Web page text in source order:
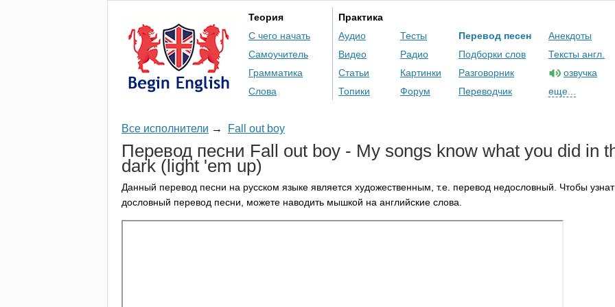
Теория
С чего начать
Самоучитель
Грамматика
Слова
Практика
Аудио
Видео
Статьи
Топики
Тесты
Радио
Картинки
Форум
Перевод песен
Подборки слов
Разговорник
Переводчик
Анекдоты
Тексты англ.
озвучка
еще...
Все исполнители → Fall out boy
Перевод песни Fall out boy - My songs know what you did in
dark ( light 'em up)
Данный перевод песни на русском языке является художественным, т.е. перевод недословный. Чтобы
дословный перевод песни, можете наводить мышкой на английские слова.